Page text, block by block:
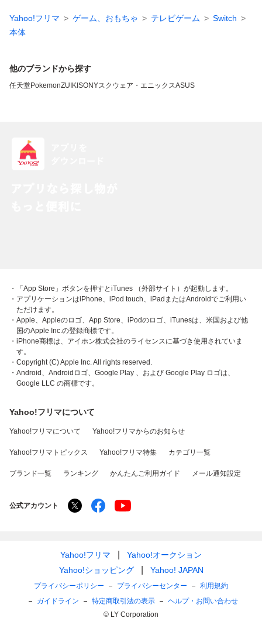
Yahoo!フリマ ゲーム、おもちゃ テレビゲーム
Switch
本体
他のブランドから探す
任天堂PokemonZUIKI SONYスクウェア・エニックスASUS
・「App Store」ボタンを押すとiTunes （外部サイト）が起動します。
・アプリケーションはiPhone、iPod touch、iPadまたはAndroidでご利用い
ただけます。
・Apple、Appleのロゴ、App Store、iPodのロゴ、iTunesは、米国および他
国のApple Inc.の登録商標です。
・iPhone商標は、アイホン株式会社のライセンスに基づき使用されていま
す。
・Copyright (C) Apple Inc. All rights reserved.
・Android、Androidロゴ、Google Play 、および Google Play ロゴは、
Google LLC の商標です。
Yahoo!フリマについて
Yahoo!フリマについて Yahoo!フリマからのお知らせ
Yahoo!フリマトピックス Yahoo!フリマ特集 カテゴリ一覧
ブランド一覧 ランキング かんたんご利用ガイド メール通知設定
公式アカウント
Yahoo!フリマ
Yahoo!オークション
Yahoo!ショッピング
Yahoo! JAPAN
プライバシーポリシー プライバシーセンター
利用規約
ガイドライン
特定商取引法の表示
ヘルプ・お問い合わせ
© LY Corporation